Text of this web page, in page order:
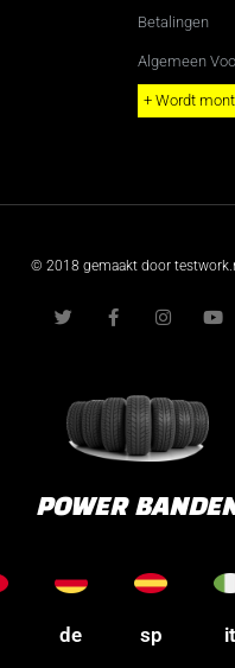
Betalingen
Algemeen
+ Wordt
© 2018 gemaakt door
w
i
a
c
o
k
-
f
n
s
r
a
m
o
u
POWER
de sp it